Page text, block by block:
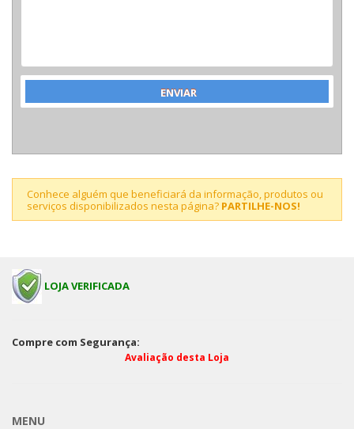
Conhece alguém que beneficiará da informação, produtos ou
serviços disponibilizados nesta página? PARTILHE-NOS!
LOJA VERIFICADA
Compre com Segurança:
Avaliação desta Loja
MENU